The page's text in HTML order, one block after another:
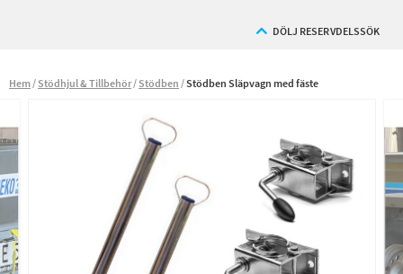
DÖLJ RESERVDELSSÖK
Hem Stödhjul & Tillbehör Stödben Stödben Släpvagn med fäste